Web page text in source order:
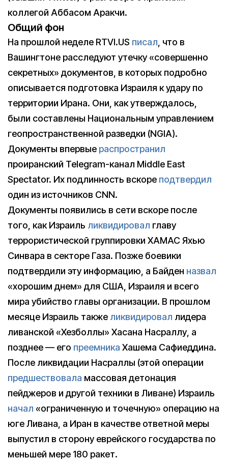
коллегой Аббасом Аракчи.
Общий фон
На прошлой неделе RTVI.US писал, что в
Вашингтоне расследуют утечку «совершенно
секретных» документов, в которых подробно
описывается подготовка Израиля к удару по
территории Ирана. Они, как утверждалось,
были составлены Национальным управлением
геопространственной разведки (NGIA).
Документы впервые распространил
проиранский Telegram-канал Middle East
Spectator. Их подлинность вскоре подтвердил
один из источников CNN.
Документы появились в сети вскоре после
того, как Израиль ликвидировал главу
террористической группировки ХАМАС Яхью
Синвара в секторе Газа. Позже боевики
подтвердили эту информацию, а Байден назвал
«хорошим днем» для США, Израиля и всего
мира убийство главы организации. В прошлом
месяце Израиль также ликвидировал лидера
ливанской «Хезболлы» Хасана Насраллу, а
позднее — его преемника Хашема Сафиеддина.
После ликвидации Насраллы (этой операции
предшествовала массовая детонация
пейджеров и другой техники в Ливане) Израиль
начал «ограниченную и точечную» операцию на
юге Ливана, а Иран в качестве ответной меры
выпустил в сторону еврейского государства по
меньшей мере 180 ракет.